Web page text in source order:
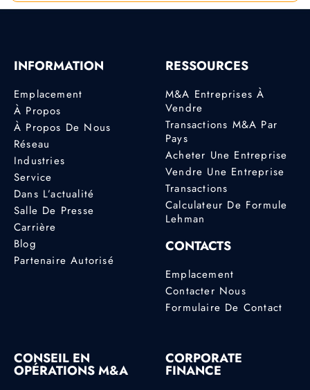
INFORMATION
Emplacement
À Propos
À Propos De Nous
Réseau
Industries
Service
Dans L’actualité
Salle De Presse
Carrière
Blog
Partenaire Autorisé
RESSOURCES
M&A Entreprises À
Vendre
Transactions M&A Par
Pays
Acheter Une Entreprise
Vendre Une Entreprise
Transactions
Calculateur De Formule
Lehman
CONTACTS
Emplacement
Contacter Nous
Formulaire De Contact
CONSEIL EN
OPÉRATIONS M&A
CORPORATE
FINANCE